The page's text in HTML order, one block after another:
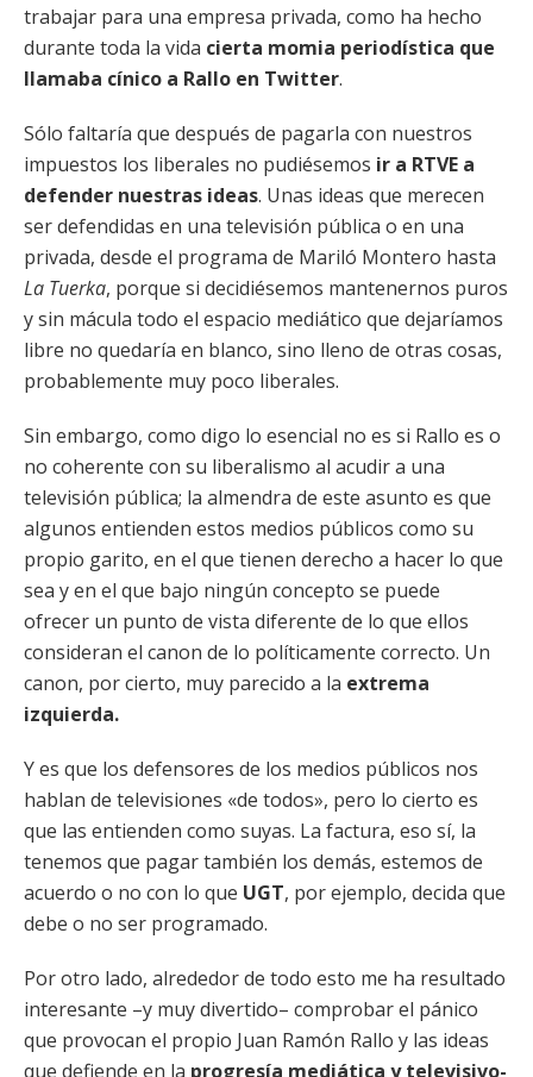
trabajar para una empresa privada, como ha hecho
durante toda la vida cierta momia periodística que
llamaba cínico a Rallo en Twitter.
Sólo faltaría que después de pagarla con nuestros
impuestos los liberales no pudiésemos ir a RTVE a
defender nuestras ideas. Unas ideas que merecen
ser defendidas en una televisión pública o en una
privada, desde el programa de Mariló Montero hasta
La Tuerka, porque si decidiésemos mantenernos puros
y sin mácula todo el espacio mediático que dejaríamos
libre no quedaría en blanco, sino lleno de otras cosas,
probablemente muy poco liberales.
Sin embargo, como digo lo esencial no es si Rallo es o
no coherente con su liberalismo al acudir a una
televisión pública; la almendra de este asunto es que
algunos entienden estos medios públicos como su
propio garito, en el que tienen derecho a hacer lo que
sea y en el que bajo ningún concepto se puede
ofrecer un punto de vista diferente de lo que ellos
consideran el canon de lo políticamente correcto. Un
canon, por cierto, muy parecido a la extrema
izquierda.
Y es que los defensores de los medios públicos nos
hablan de televisiones «de todos», pero lo cierto es
que las entienden como suyas. La factura, eso sí, la
tenemos que pagar también los demás, estemos de
acuerdo o no con lo que UGT, por ejemplo, decida que
debe o no ser programado.
Por otro lado, alrededor de todo esto me ha resultado
interesante –y muy divertido– comprobar el pánico
que provocan el propio Juan Ramón Rallo y las ideas
que defiende en la progresía mediática y televisivo-